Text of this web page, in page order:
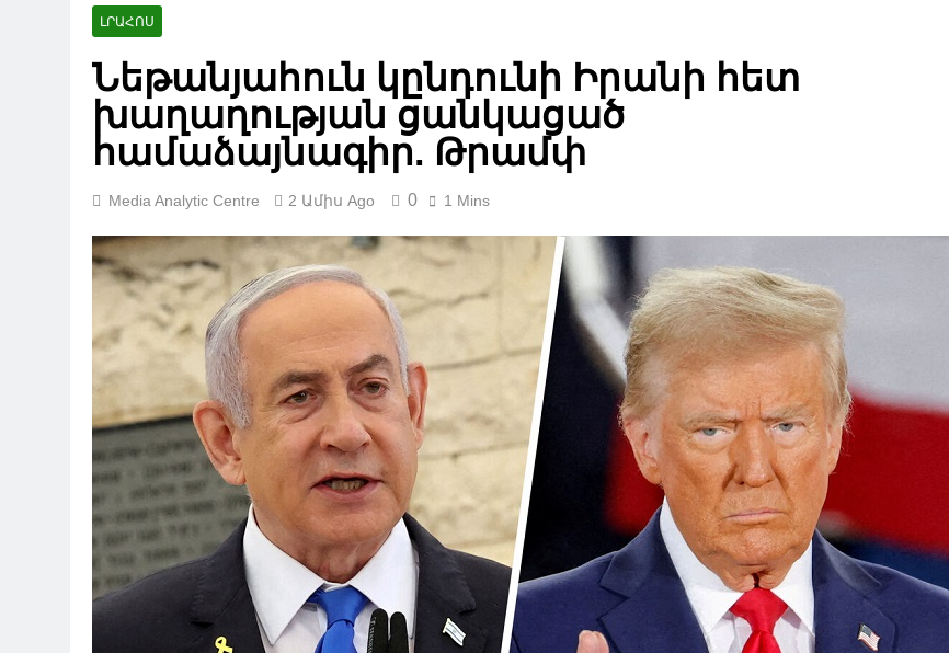
ԼՐԱՀՈՍ
Նեթանյահուն կընդունի Իրանի հետ
խաղաղության ցանկացած
համաձայնագիր. Թրամփ
Media Analytic Centre 2 Ամիս Ago 0 1 Mins